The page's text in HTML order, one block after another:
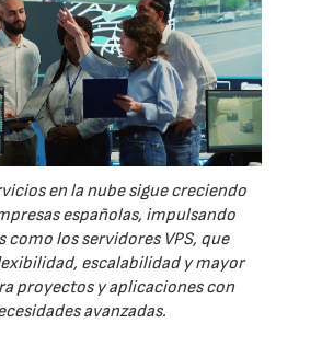
en la nube sigue creciendo
españolas, impulsando
como los servidores VPS, que
escalabilidad y mayor
proyectos y aplicaciones con
avanzadas.